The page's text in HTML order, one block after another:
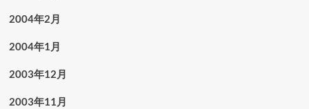
2004年2月
2004年1月
2003年12月
2003年11月